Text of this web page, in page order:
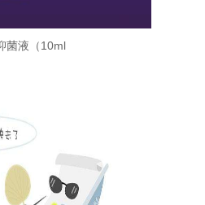
菌液（10ml